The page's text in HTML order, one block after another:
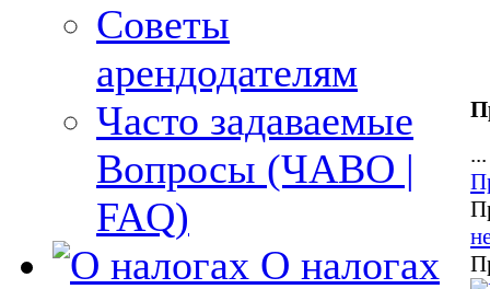
Советы
арендодателям
Часто задаваемые
Вопросы (ЧАВО |
FAQ)
О налогах
...